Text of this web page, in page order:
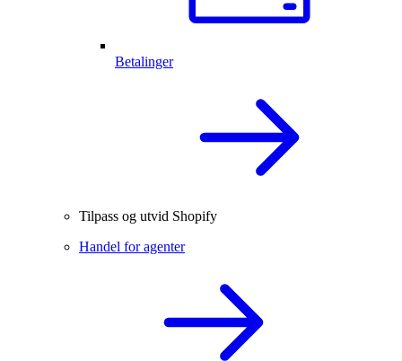
Betalinger
Tilpass og utvid Shopify
Handel for agenter